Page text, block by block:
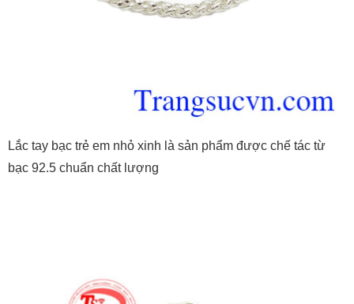
Lắc tay bạc trẻ em nhỏ xinh là sản phẩm được chế tác từ
bạc 92.5 chuẩn chất lượng